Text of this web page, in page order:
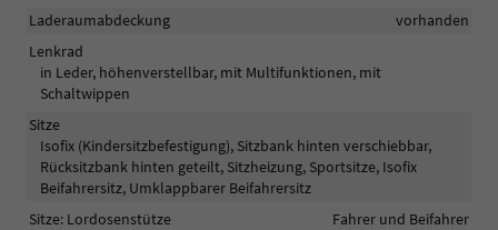
Laderaumabdeckung
vorhanden
Lenkrad
in Leder, höhenverstellbar, mit Multifunktionen, mit
Schaltwippen
Sitze
Isofix (Kindersitzbefestigung), Sitzbank hinten verschiebbar,
Rücksitzbank hinten geteilt, Sitzheizung, Sportsitze, Isofix
Beifahrersitz, Umklappbarer Beifahrersitz
Sitze: Lordosenstütze
Fahrer und Beifahrer